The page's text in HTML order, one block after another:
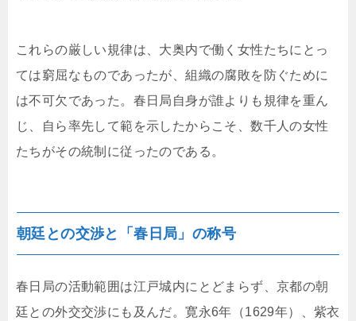
これらの厳しい規律は、大奥内で働く女性たちにとっ
ては窮屈なものであったが、組織の腐敗を防ぐために
は不可欠であった。春日局自身が誰よりも規律を重ん
じ、自ら率先して範を示したからこそ、数千人の女性
たちがその統制に従ったのである。
朝廷との交渉と「春日局」の称号
春日局の活動範囲は江戸城内にとどまらず、京都の朝
廷との外交交渉にも及んだ。寛永6年（1629年）、紫衣